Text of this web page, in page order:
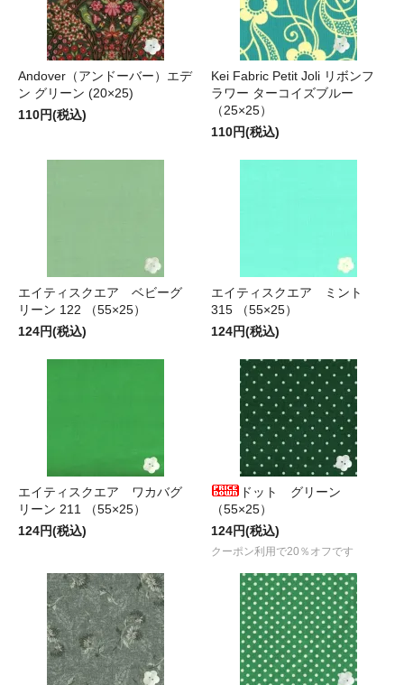
Andover（アンドーバー）エデ
ン グリーン (20×25)
110円(税込)
Kei Fabric Petit Joli リボンフ
ラワー ターコイズブルー
（25×25）
110円(税込)
エイティスクエア ベビーグ
リーン 122 （55×25）
124円(税込)
エイティスクエア ミント
315 （55×25）
124円(税込)
エイティスクエア ワカバグ
リーン 211 （55×25）
124円(税込)
ドット グリーン
（55×25）
124円(税込)
クーポン利用で20％オフです